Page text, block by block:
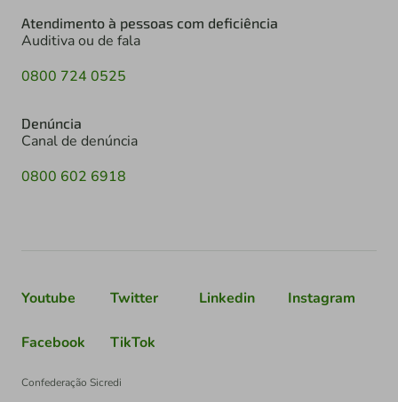
Atendimento à pessoas com deficiência
Auditiva ou de fala
0800 724 0525
Denúncia
Canal de denúncia
0800 602 6918
Youtube Twitter Linkedin Instagram
Facebook TikTok
Confederação Sicredi